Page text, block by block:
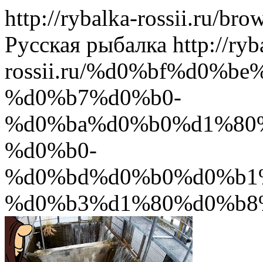
http://rybalka-rossii.ru/
Русская рыбалка http://
rossii.ru/
%d0%b7%d0%b0-
%d0%b0-